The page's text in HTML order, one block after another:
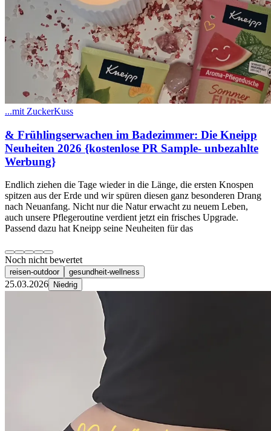
...mit ZuckerKuss
& Frühlingserwachen im Badezimmer: Die Kneipp
Neuheiten 2026 {kostenlose PR Sample- unbezahlte
Werbung}
​Endlich ziehen die Tage wieder in die Länge, die ersten Knospen
spitzen aus der Erde und wir spüren diesen ganz besonderen Drang
nach Neuanfang. Nicht nur die Natur erwacht zu neuem Leben,
auch unsere Pflegeroutine verdient jetzt ein frisches Upgrade.
Passend dazu hat Kneipp seine Neuheiten für das
Noch nicht bewertet
reisen-outdoor gesundheit-wellness
25.03.2026 Niedrig